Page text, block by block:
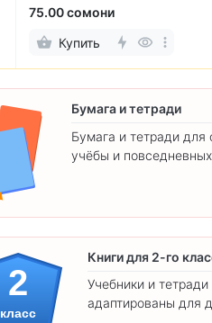
75.00 сомони
Купить
Бумага и тетради
Бумага и тетради для
учёбы и
2
класс
Книги для 2-го
Учебники и тетради
адаптированы для